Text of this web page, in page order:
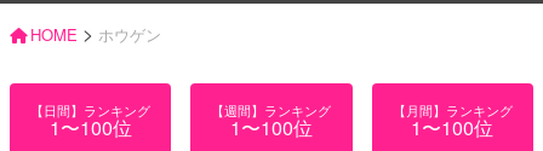
HOME > ホウゲン
【日間】ランキング
1〜100位
【週間】ランキング
1〜100位
【月間】ランキング
1〜100位